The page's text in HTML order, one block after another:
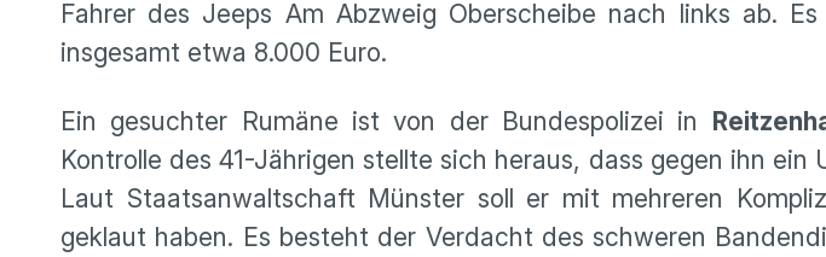
Fahrer des Jeeps Am Abzweig Oberscheibe nach links ab.
insgesamt etwa 8.000 Euro.
Ein gesuchter Rumäne ist von der Bundespolizei in
Kontrolle des 41-Jährigen stellte sich heraus, dass gegen ihn
Laut Staatsanwaltschaft Münster soll er mit mehreren
geklaut haben. Es besteht der Verdacht des schweren